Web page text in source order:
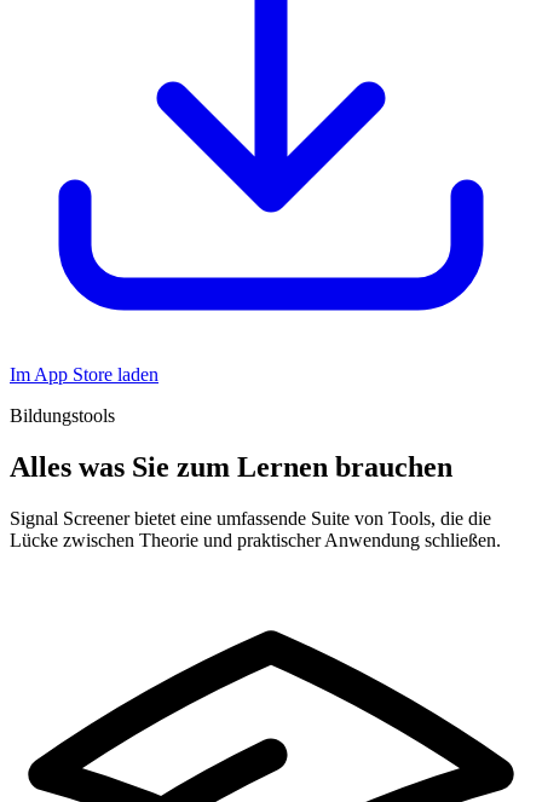
Im App Store laden
Bildungstools
Alles was Sie zum Lernen brauchen
Signal Screener bietet eine umfassende Suite von Tools, die die
Lücke zwischen Theorie und praktischer Anwendung schließen.